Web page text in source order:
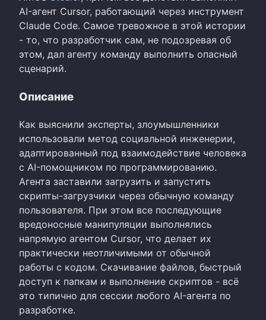
AI-агент Cursor, работающий через инструмент
Claude Code. Самое тревожное в этой истории
- то, что разработчик сам, не подозревая об
этом, дал агенту команду выполнить опасный
сценарий.
Описание
Как выяснили эксперты, злоумышленники
использовали метод социальной инженерии,
адаптированный под взаимодействие человека
с AI-помощником по программированию.
Агента заставили загрузить и запустить
скрипты-загрузчики через обычную команду
пользователя. При этом все последующие
вредоносные манипуляции выполнялись
напрямую агентом Cursor, что делает их
практически неотличимыми от обычной
работы с кодом. Скачивание файлов, быстрый
доступ к папкам и выполнение скриптов - всё
это типично для сессии любого AI-агента по
разработке.